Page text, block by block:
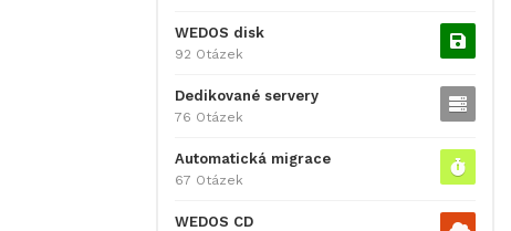
WEDOS disk
92 Otázek
Dedikované servery
76 Otázek
Automatická migrace
67 Otázek
WEDOS CD